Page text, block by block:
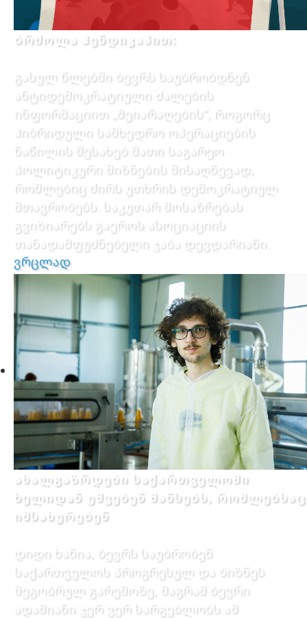
ბრძოლა ჰენდიკაპით:
გასულ წლებში ბევრს საუბრობდნენ
ანტიდემოკრატიული ძალების
ინფორმაციით „შეიარაღების”, როგორც
ჰიბრიდული სამხედრო ოპერაციების
ნაწილის შესახებ მათი საგარეო
პოლიტიკური მიზნების მისაღწევად,
რომლებიც ძირს უთხრის დემოკრატიულ
მთავრობებს. საკუთარ მოსაზრებას
გვიზიარებს გაეროს ასოციაციის
თანადამფუძნებელი ჯაბა დევდარიანი.
ვრცლად
ახალგაზრდები საქართველოში
ხელიდან უშვებენ შანსებს, რომლებსაც
იმსახურებენ
დიდი ხანია, ბევრს საუბრობენ
საქართველოს პროგრესულ და ბიზნეს
მეგობრულ გარემოზე, მაგრამ ბევრი
ადამიანი ჯერ ვერ სარგებლობს ამ